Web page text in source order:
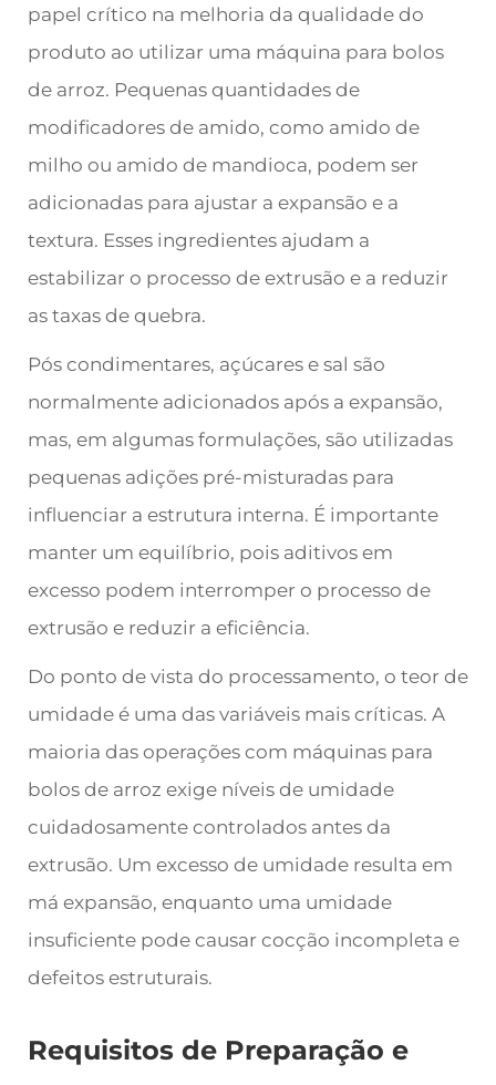
papel crítico na melhoria da qualidade do
produto ao utilizar uma máquina para bolos
de arroz. Pequenas quantidades de
modificadores de amido, como amido de
milho ou amido de mandioca, podem ser
adicionadas para ajustar a expansão e a
textura. Esses ingredientes ajudam a
estabilizar o processo de extrusão e a reduzir
as taxas de quebra.
Pós condimentares, açúcares e sal são
normalmente adicionados após a expansão,
mas, em algumas formulações, são utilizadas
pequenas adições pré-misturadas para
influenciar a estrutura interna. É importante
manter um equilíbrio, pois aditivos em
excesso podem interromper o processo de
extrusão e reduzir a eficiência.
Do ponto de vista do processamento, o teor de
umidade é uma das variáveis mais críticas. A
maioria das operações com máquinas para
bolos de arroz exige níveis de umidade
cuidadosamente controlados antes da
extrusão. Um excesso de umidade resulta em
má expansão, enquanto uma umidade
insuficiente pode causar cocção incompleta e
defeitos estruturais.
Requisitos de Preparação e